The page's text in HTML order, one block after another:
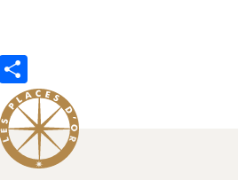
E
m
ai
ar
ta
g